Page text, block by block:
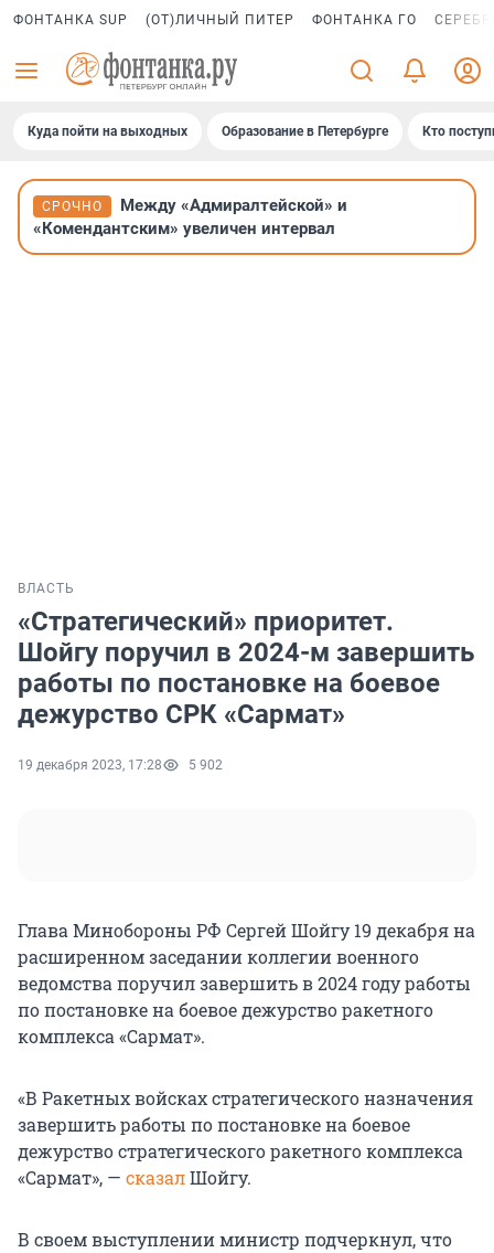
ФОНТАНКА SUP (ОТ)ЛИЧНЫЙ ПИТЕР ФОНТАНКА ГО
Куда пойти на выходных Образование в Петербурге Кто
СРОЧНО
Между «Адмиралтейской» и
«Комендантским» увеличен интервал
ВЛАСТЬ
«Стратегический» приоритет.
Шойгу поручил в 2024-м завершить
работы по постановке на боевое
дежурство СРК «Сармат»
19 декабря 2023, 17:28 5 902
Глава Минобороны РФ Сергей Шойгу 19 декабря на
расширенном заседании коллегии военного
ведомства поручил завершить в 2024 году работы
по постановке на боевое дежурство ракетного
комплекса «Сармат».
«В Ракетных войсках стратегического назначения
завершить работы по постановке на боевое
дежурство стратегического ракетного комплекса
«Сармат», — сказалШойгу.
В своем выступлении министр подчеркнул, что